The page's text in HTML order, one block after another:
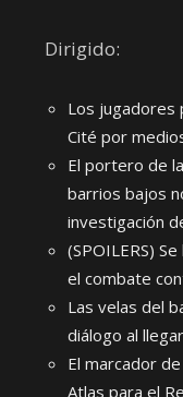
Dirigido:
Los jugadores
Cité por
El portero de
barrios bajos
investigación
(SPOILERS)
el combate
Las velas del
diálogo al
El marcador
Atlas para el